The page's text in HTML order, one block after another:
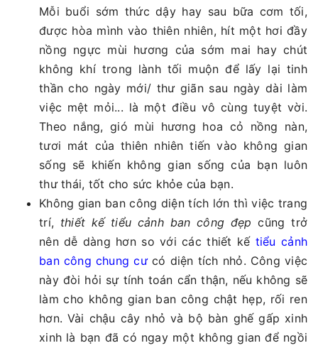
Mỗi buổi sớm thức dậy hay sau bữa cơm tối,
được hòa mình vào thiên nhiên, hít một hơi đầy
nồng ngực mùi hương của sớm mai hay chút
không khí trong lành tối muộn để lấy lại tinh
thần cho ngày mới/ thư giãn sau ngày dài làm
việc mệt mỏi... là một điều vô cùng tuyệt vời.
Theo nắng, gió mùi hương hoa cỏ nồng nàn,
tươi mát của thiên nhiên tiến vào không gian
sống sẽ khiến không gian sống của bạn luôn
thư thái, tốt cho sức khỏe của bạn.
Không gian ban công diện tích lớn thì việc trang
trí, thiết kế tiểu cảnh ban công đẹp cũng trở
nên dễ dàng hơn so với các thiết kế tiểu cảnh
ban công chung cưcó diện tích nhỏ. Công việc
này đòi hỏi sự tính toán cẩn thận, nếu không sẽ
làm cho không gian ban công chật hẹp, rối ren
hơn. Vài chậu cây nhỏ và bộ bàn ghế gấp xinh
xinh là bạn đã có ngay một không gian để ngồi